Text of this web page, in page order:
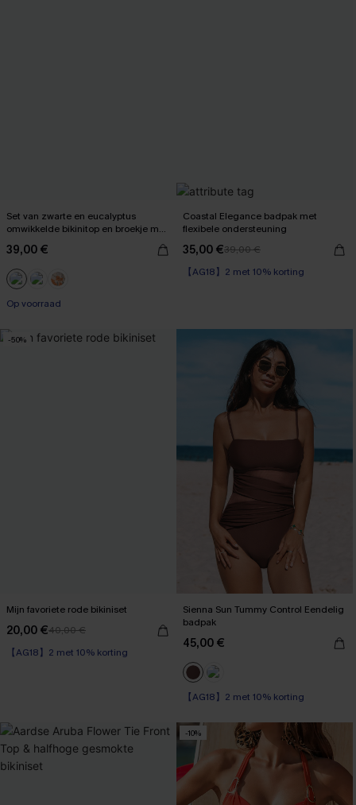
Set van zwarte en eucalyptus
omwikkelde bikinitop en broekje met
39,00 €
Op voorraad
Coastal Elegance badpak met
flexibele ondersteuning
35,00 €39,00 €
【AG18】2 met 10% korting
Op voorraad
-50%
Mijn favoriete rode bikiniset
20,00 €40,00 €
【AG18】2 met 10% korting
High Waist
Sienna Sun Tummy Control Eendelig
badpak
45,00 €
【AG18】2 met 10% korting
Op voorraad
-10%